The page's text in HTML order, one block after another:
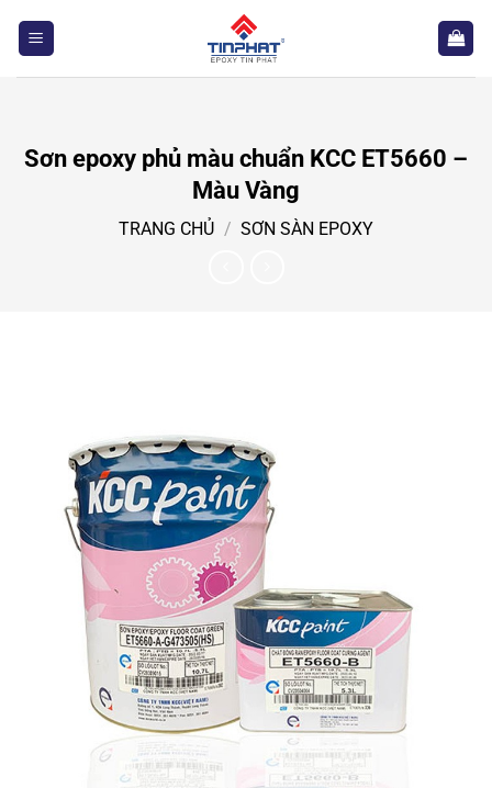
Sơn epoxy phủ màu chuẩn KCC ET5660 –
Màu Vàng
TRANG CHỦ / SƠN SÀN EPOXY